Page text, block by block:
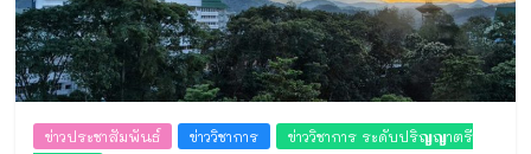
ข่าวประชาสัมพันธ์ ข่าววิชาการ
ข่าววิชาการ ระดับปริญญาตรี